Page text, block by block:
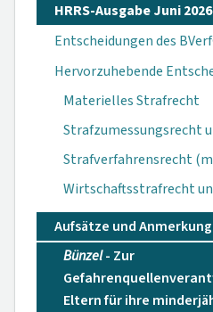
HRRS-Ausgabe Juni
Entscheidungen des
Hervorzuhebende
Materielles Strafrecht
Strafzumessungsrecht
Strafverfahrensrecht
Wirtschaftsstrafrecht
Aufsätze und
Bünzel- Zur
Eltern für ihre